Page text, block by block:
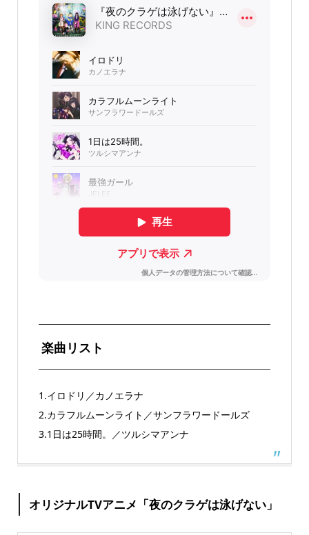
楽曲リスト
1.イロドリ／カノエラナ
2.カラフルムーンライト／サンフラワードールズ
3.1日は25時間。／ツルシマアンナ
オリジナルTVアニメ「夜のクラゲは泳げない」